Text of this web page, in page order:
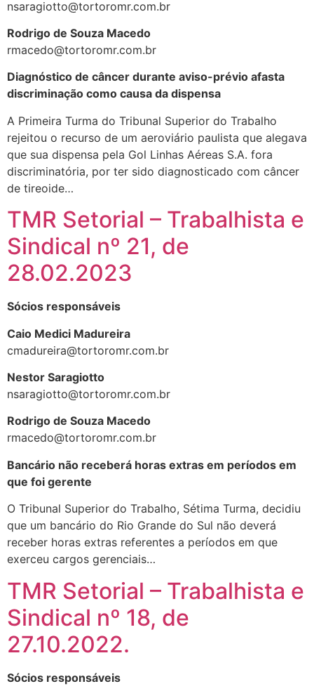
nsaragiotto@tortoromr.com.br
Rodrigo de Souza Macedo
rmacedo@tortoromr.com.br
Diagnóstico de câncer durante aviso-prévio afasta
discriminação como causa da dispensa
A Primeira Turma do Tribunal Superior do Trabalho
rejeitou o recurso de um aeroviário paulista que alegava
que sua dispensa pela Gol Linhas Aéreas S.A. fora
discriminatória, por ter sido diagnosticado com câncer
de tireoide…
TMR Setorial – Trabalhista e
Sindical nº 21, de
28.02.2023
Sócios responsáveis
Caio Medici Madureira
cmadureira@tortoromr.com.br
Nestor Saragiotto
nsaragiotto@tortoromr.com.br
Rodrigo de Souza Macedo
rmacedo@tortoromr.com.br
Bancário não receberá horas extras em períodos em
que foi gerente
O Tribunal Superior do Trabalho, Sétima Turma, decidiu
que um bancário do Rio Grande do Sul não deverá
receber horas extras referentes a períodos em que
exerceu cargos gerenciais…
TMR Setorial – Trabalhista e
Sindical nº 18, de
27.10.2022.
Sócios responsáveis